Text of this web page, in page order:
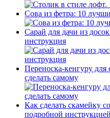
Сова из фетра: 10
Сарай для дачи из
инструкция
Переноска-кенгуру
сделать самому
Как сделать скамейку
подробной